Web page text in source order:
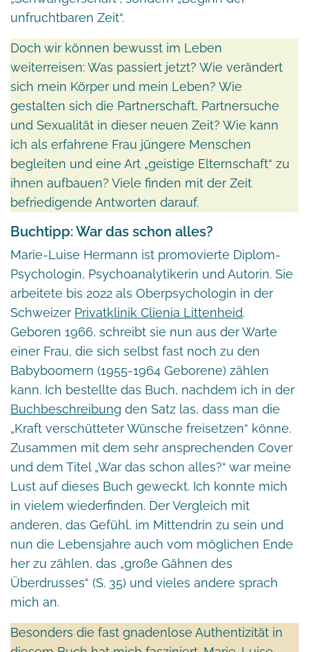
unfruchtbaren Zeit“.
Doch wir können bewusst im Leben
weiterreisen: Was passiert jetzt? Wie verändert
sich mein Körper und mein Leben? Wie
gestalten sich die Partnerschaft, Partnersuche
und Sexualität in dieser neuen Zeit? Wie kann
ich als erfahrene Frau jüngere Menschen
begleiten und eine Art „geistige Elternschaft“ zu
ihnen aufbauen? Viele finden mit der Zeit
befriedigende Antworten darauf.
Buchtipp: War das schon alles?
Marie-Luise Hermann ist promovierte Diplom-
Psychologin, Psychoanalytikerin und Autorin. Sie
arbeitete bis 2022 als Oberpsychologin in der
Schweizer Privatklinik Clienia Littenheid.
Geboren 1966, schreibt sie nun aus der Warte
einer Frau, die sich selbst fast noch zu den
Babyboomern (1955-1964 Geborene) zählen
kann. Ich bestellte das Buch, nachdem ich in der
Buchbeschreibung den Satz las, dass man die
„Kraft verschütteter Wünsche freisetzen“ könne.
Zusammen mit dem sehr ansprechenden Cover
und dem Titel „War das schon alles?“ war meine
Lust auf dieses Buch geweckt. Ich konnte mich
in vielem wiederfinden. Der Vergleich mit
anderen, das Gefühl, im Mittendrin zu sein und
nun die Lebensjahre auch vom möglichen Ende
her zu zählen, das „große Gähnen des
Überdrusses“ (S. 35) und vieles andere sprach
mich an.
Besonders die fast gnadenlose Authentizität in